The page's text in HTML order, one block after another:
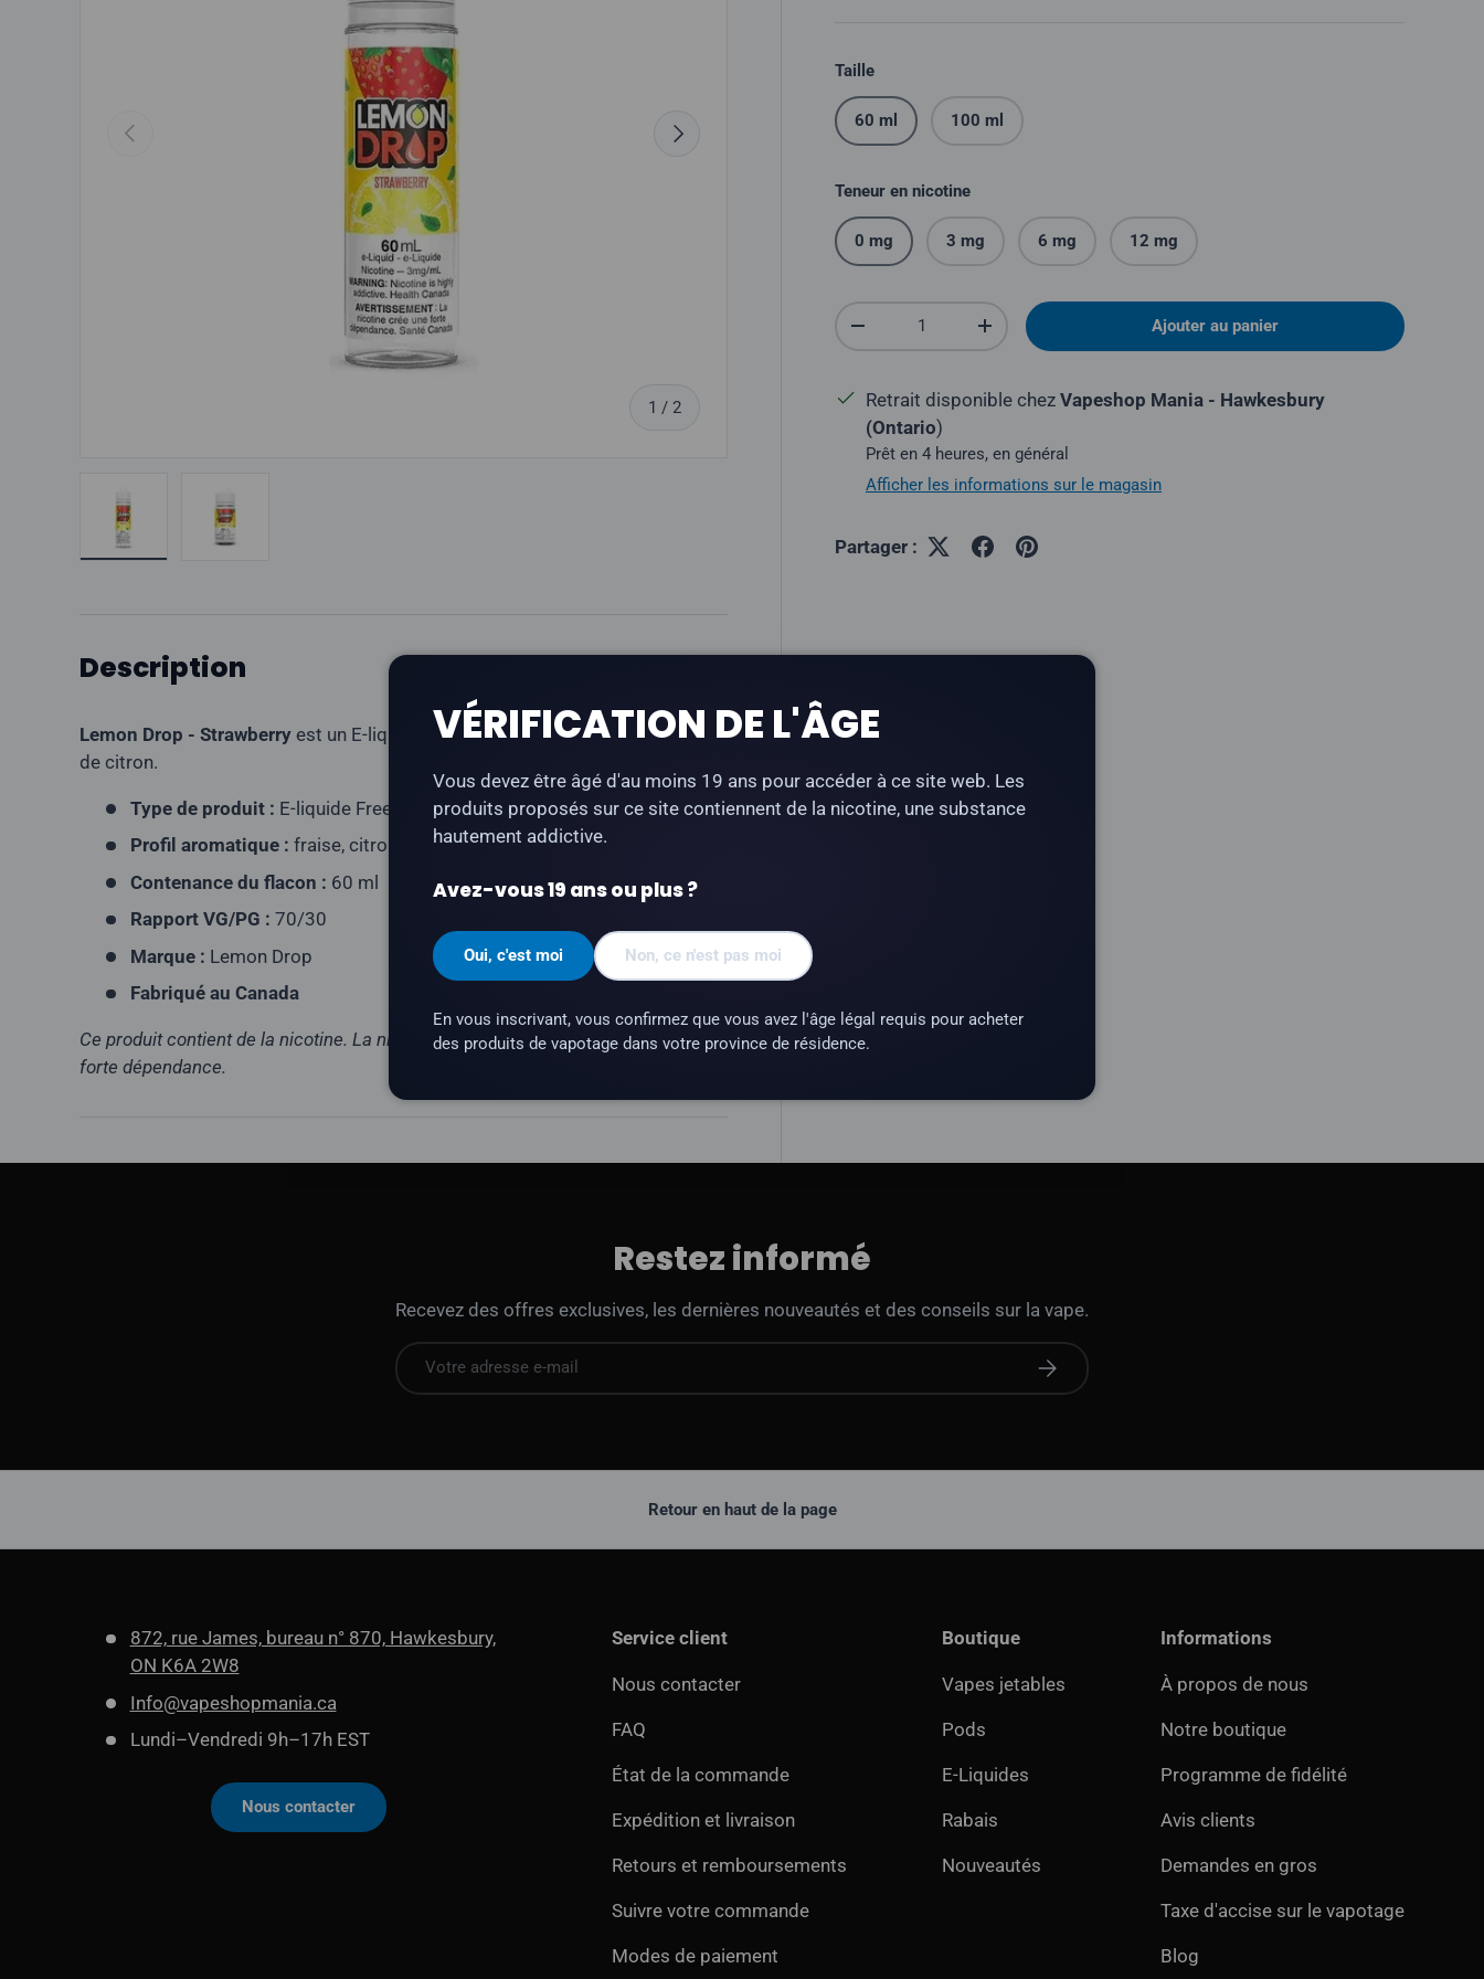
Précédent
1 / sur
2
Suivant
Taille
60 ml 100 ml
Teneur en nicotine
0 mg 3 mg 6 mg 12 mg
Quantité
Réduire la quantitéAugmenter la quantité Ajouter au panier
Retrait disponible chez Vapeshop Mania - Hawkesbury
(Ontario)
Prêt en 4 heures, en général
Afficher les informations sur le magasin
Partager :
Description
Lemon Drop - Strawberry est un E-liquide Freebase aux saveurs de fraise et
de citron.
Type de produit : E-liquide Freebase
Profil aromatique : fraise, citron
Contenance du flacon : 60 ml
Rapport VG/PG : 70/30
Marque : Lemon Drop
Fabriqué au Canada
Ce produit contient de la nicotine. La nicotine est une substance qui crée une
forte dépendance.
Restez informé
Recevez des offres exclusives, les dernières nouveautés et des conseils sur la vape.
E-mail S'abonner
VÉRIFICATION DE L'ÂGE
Vous devez être âgé d'au moins 19 ans pour accéder à ce site web. Les
produits proposés sur ce site contiennent de la nicotine, une substance
hautement addictive.
Avez-vous 19 ans ou plus ?
Oui, c'est moi Non, ce n'est pas moi
En vous inscrivant, vous confirmez que vous avez l'âge légal requis pour acheter
des produits de vapotage dans votre province de résidence.
Retour en haut de la page
872, rue James, bureau n° 870, Hawkesbury,
ON K6A 2W8
Info@vapeshopmania.ca
Lundi–Vendredi 9h–17h EST
Nous contacter
Service client
Nous contacter
FAQ
État de la commande
Expédition et livraison
Retours et remboursements
Suivre votre commande
Modes de paiement
Boutique
Vapes jetables
Pods
E-Liquides
Rabais
Nouveautés
Informations
À propos de nous
Notre boutique
Programme de fidélité
Avis clients
Demandes en gros
Taxe d'accise sur le vapotage
Blog